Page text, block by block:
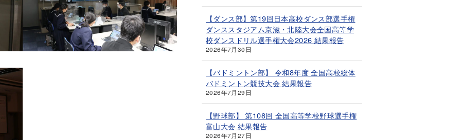
【ダンス部】第19回日本高校ダンス部選手権
ダンススタジアム京滋・北陸大会全国高等学
校ダンスドリル選手権大会2026 結果報告
2026年7月30日
【バドミントン部】 令和8年度 全国高校総体
バドミントン競技大会 結果報告
2026年7月29日
【野球部】 第108回 全国高等学校野球選手権
富山大会 結果報告
2026年7月27日